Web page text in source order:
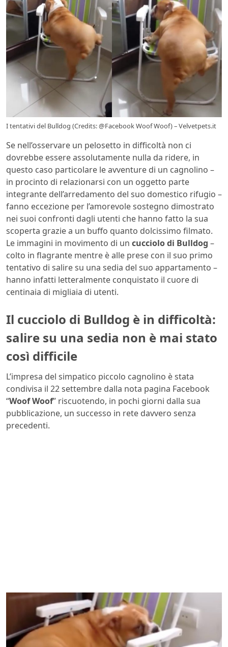
I tentativi del Bulldog (Credits: @Facebook Woof Woof) – Velvetpets.it
Se nell’osservare un pelosetto in difficoltà non ci
dovrebbe essere assolutamente nulla da ridere, in
questo caso particolare le avventure di un cagnolino –
in procinto di relazionarsi con un oggetto parte
integrante dell’arredamento del suo domestico rifugio –
fanno eccezione per l’amorevole sostegno dimostrato
nei suoi confronti dagli utenti che hanno fatto la sua
scoperta grazie a un buffo quanto dolcissimo filmato.
Le immagini in movimento di un cucciolo di Bulldog –
colto in flagrante mentre è alle prese con il suo primo
tentativo di salire su una sedia del suo appartamento –
hanno infatti letteralmente conquistato il cuore di
centinaia di migliaia di utenti.
Il cucciolo di Bulldog è in difficoltà:
salire su una sedia non è mai stato
così difficile
L’impresa del simpatico piccolo cagnolino è stata
condivisa il 22 settembre dalla nota pagina Facebook
“Woof Woof” riscuotendo, in pochi giorni dalla sua
pubblicazione, un successo in rete davvero senza
precedenti.